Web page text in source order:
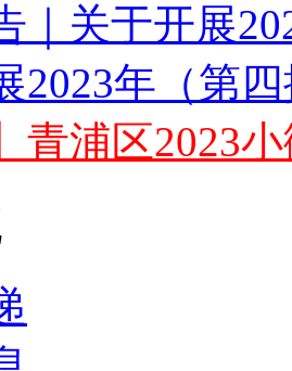
｜关于开展
2023年（第
青浦区2023